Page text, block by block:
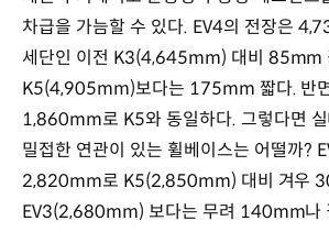
차급을 가늠할 수 있다. EV4의 전장은
세단인 이전 K3(4,645mm) 대비 85mm
K5(4,905mm)보다는 175mm 짧다. 반
1,860mm로 K5와 동일하다. 그렇다면
밀접한 연관이 있는 휠베이스는 어떨까?
2,820mm로 K5(2,850mm) 대비 겨우
EV3(2,680mm) 보다는 무려 140mm나